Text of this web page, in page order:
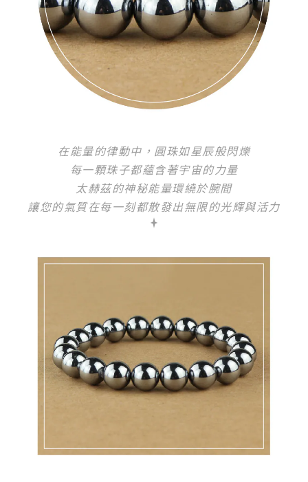
在能量的律動中，圓珠如星辰般閃爍
每一顆珠子都蘊含著宇宙的力量
太赫茲的神秘能量環繞於腕間
讓您的氣質在每一刻都散發出無限的光輝與活力